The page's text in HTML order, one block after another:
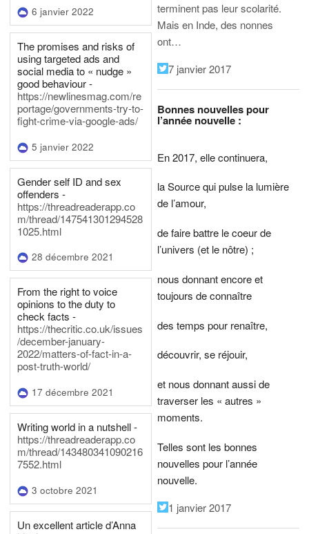
6 janvier 2022
The promises and risks of
using targeted ads and
social media to « nudge »
good behaviour -
https://newlinesmag.com/re
portage/governments-try-to-
fight-crime-via-google-ads/
5 janvier 2022
Gender self ID and sex
offenders -
https://threadreaderapp.co
m/thread/147541301294528
1025.html
28 décembre 2021
From the right to voice
opinions to the duty to
check facts -
https://thecritic.co.uk/issues
/december-january-
2022/matters-of-fact-in-a-
post-truth-world/
17 décembre 2021
Writing world in a nutshell -
https://threadreaderapp.co
m/thread/143480341090216
7552.html
3 octobre 2021
Un excellent article d’Anna
terminent pas leur scolarité.
Mais en Inde, des nonnes
ont…
7 janvier 2017
Bonnes nouvelles pour
l’année nouvelle :
En 2017, elle continuera,
la Source qui pulse la lumière
de l’amour,
de faire battre le coeur de
l’univers (et le nôtre) ;
nous donnant encore et
toujours de connaître
des temps pour renaître,
découvrir, se réjouir,
et nous donnant aussi de
traverser les « autres »
moments.
Telles sont les bonnes
nouvelles pour l’année
nouvelle.
1 janvier 2017